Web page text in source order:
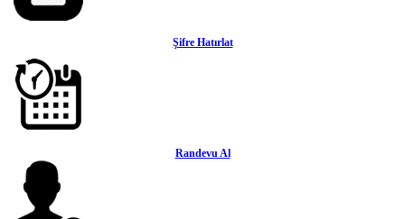
Şifre Hatırlat
Randevu Al